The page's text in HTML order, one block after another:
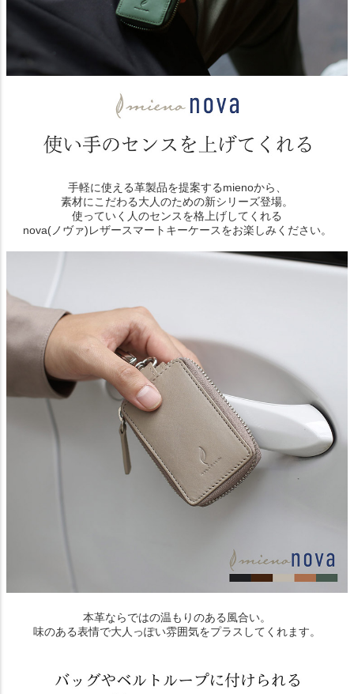
手軽に使える革製品を提案するmienoから、
素材にこだわる大人のための新シリーズ登場。
使っていく人のセンスを格上げしてくれる
nova(ノヴァ)レザースマートキーケースをお楽しみください。
本革ならではの温もりのある風合い。
味のある表情で大人っぽい雰囲気をプラスしてくれます。